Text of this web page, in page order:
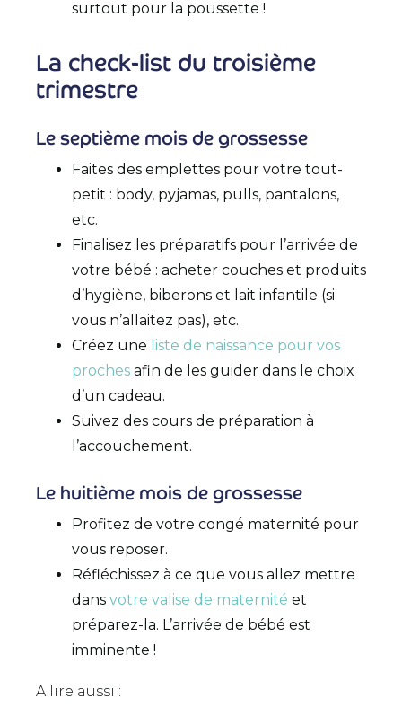
surtout pour la poussette !
La check-list du troisième
trimestre
Le septième mois de grossesse
Faites des emplettes pour votre tout-
petit : body, pyjamas, pulls, pantalons,
etc.
Finalisez les préparatifs pour l’arrivée de
votre bébé : acheter couches et produits
d’hygiène, biberons et lait infantile (si
vous n’allaitez pas), etc.
Créez une liste de naissance pour vos
proches afin de les guider dans le choix
d’un cadeau.
Suivez des cours de préparation à
l’accouchement.
Le huitième mois de grossesse
Profitez de votre congé maternité pour
vous reposer.
Réfléchissez à ce que vous allez mettre
dans votre valise de maternité et
préparez-la. L’arrivée de bébé est
imminente !
A lire aussi :